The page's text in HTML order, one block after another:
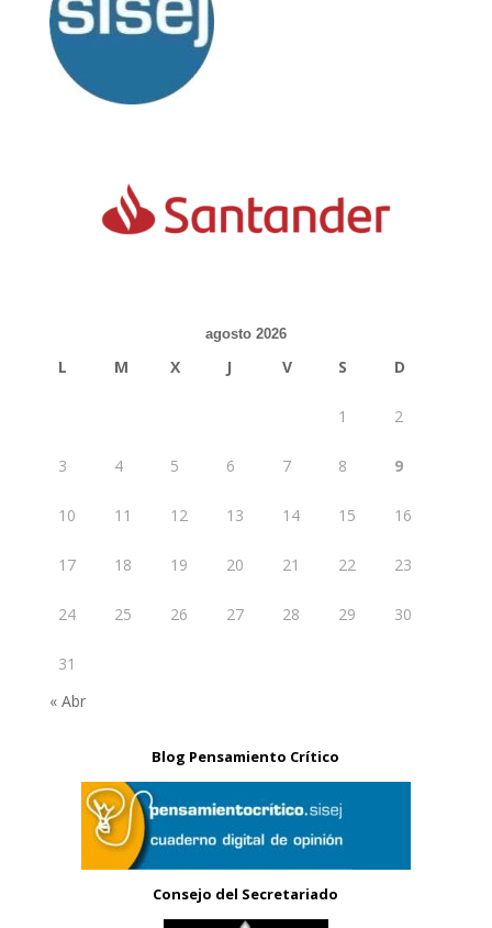
agosto 2026
L M X J V S D
1 2
3 4 5 6 7 8 9
10 11 12 13 14 15 16
17 18 19 20 21 22 23
24 25 26 27 28 29 30
31
« Abr
Blog Pensamiento Crítico
Consejo del Secretariado